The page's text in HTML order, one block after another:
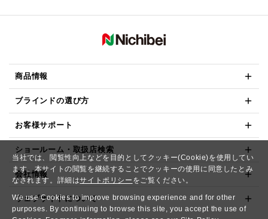
当社では、閲覧性向上などを目的としてクッキー(Cookie)を使用してい
ます。本サイトの閲覧を継続することでクッキーの使用に同意したとみ
なされます。詳細はサイトポリシー をご覧ください。
We use Cookies to improve browsing experience and for other
purposes. By continuing to browse this site, you accept the use of
商品情報
ブラインドの選び方
お客様サポート
ショールーム・取扱店検索
会社情報
ウェブサイトについて